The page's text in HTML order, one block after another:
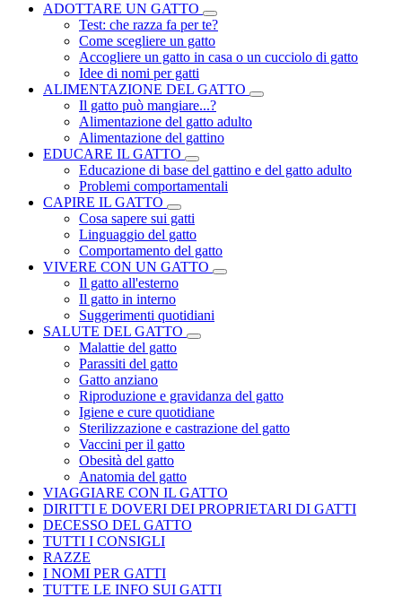
ADOTTARE UN GATTO
Test: che razza fa per te?
Come scegliere un gatto
Accogliere un gatto in casa o un cucciolo di gatto
Idee di nomi per gatti
ALIMENTAZIONE DEL GATTO
Il gatto può mangiare...?
Alimentazione del gatto adulto
Alimentazione del gattino
EDUCARE IL GATTO
Educazione di base del gattino e del gatto adulto
Problemi comportamentali
CAPIRE IL GATTO
Cosa sapere sui gatti
Linguaggio del gatto
Comportamento del gatto
VIVERE CON UN GATTO
Il gatto all'esterno
Il gatto in interno
Suggerimenti quotidiani
SALUTE DEL GATTO
Malattie del gatto
Parassiti del gatto
Gatto anziano
Riproduzione e gravidanza del gatto
Igiene e cure quotidiane
Sterilizzazione e castrazione del gatto
Vaccini per il gatto
Obesità del gatto
Anatomia del gatto
VIAGGIARE CON IL GATTO
DIRITTI E DOVERI DEI PROPRIETARI DI GATTI
DECESSO DEL GATTO
TUTTI I CONSIGLI
RAZZE
I NOMI PER GATTI
TUTTE LE INFO SUI GATTI